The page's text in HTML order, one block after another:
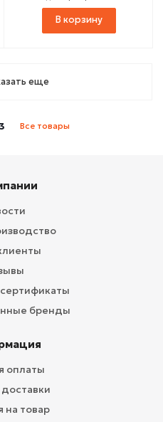
В корзину
еще
3 Все товары
бренды
оплаты
на товар